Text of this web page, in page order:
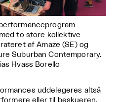
to store kollektive
af Amaze (SE) og
Suburban Contemporary.
Hvass Borello
uddelegeres altså
eller til beskueren,